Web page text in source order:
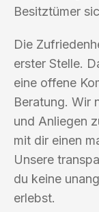
Besitztümer
Die
erster Stelle.
eine offene
Beratung. Wir
und Anliegen
mit dir einen
Unsere
du keine
erlebst.